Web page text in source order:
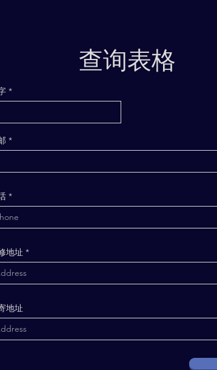
查询表格
地址
地址